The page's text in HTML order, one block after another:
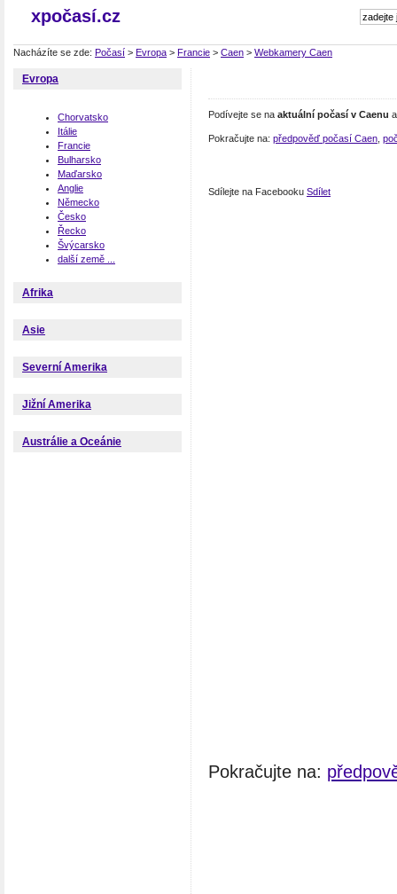
xpočasí.cz
Nacházíte se zde: Počasí > Evropa > Francie > Caen > Webkamery Caen
Evropa
Chorvatsko
Itálie
Francie
Bulharsko
Maďarsko
Anglie
Německo
Česko
Řecko
Švýcarsko
další země ...
Afrika
Asie
Severní Amerika
Jižní Amerika
Austrálie a Oceánie
Podívejte se na aktuální počasí v Caenu
Pokračujte na: předpověď počasí Caen
Sdílejte na Facebooku Sdílet
Pokračujte na: